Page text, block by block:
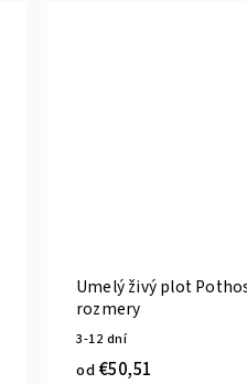
Umelý živý plot
rozmery
3-12 dní
od €50,51